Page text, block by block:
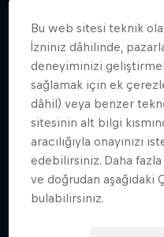
Türkçe
TEPE GÖRSELI
Red Bull
KAPAK GÖRSELI
RED BULL YOL
Bu web sitesi teknik
İzniniz dâhilinde,
deneyiminizi
sağlamak için ek
dâhil) veya benzer
sitesinin alt bilgi
aracılığıyla onayınızı
edebilirsiniz. Daha
ve doğrudan aşağıdaki
bulabilirsiniz.